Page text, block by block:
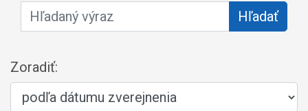
Hľadaný výraz: Hľadať
Zoradiť: